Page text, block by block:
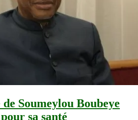
Soumeylou Boubeye
sa santé